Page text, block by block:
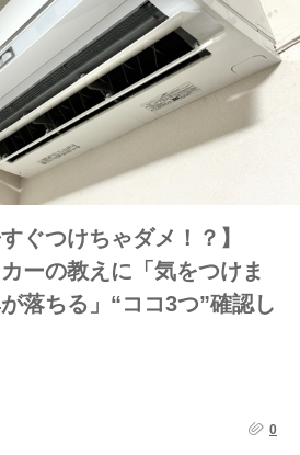
ぐつけちゃダメ！？】
ーの教えに「気をつけま
落ちる」“ココ3つ”確認し
0